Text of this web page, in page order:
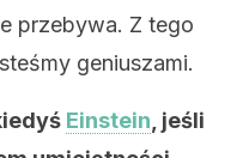
przebywa. Z tego
geniuszami.
Einstein , jeśli